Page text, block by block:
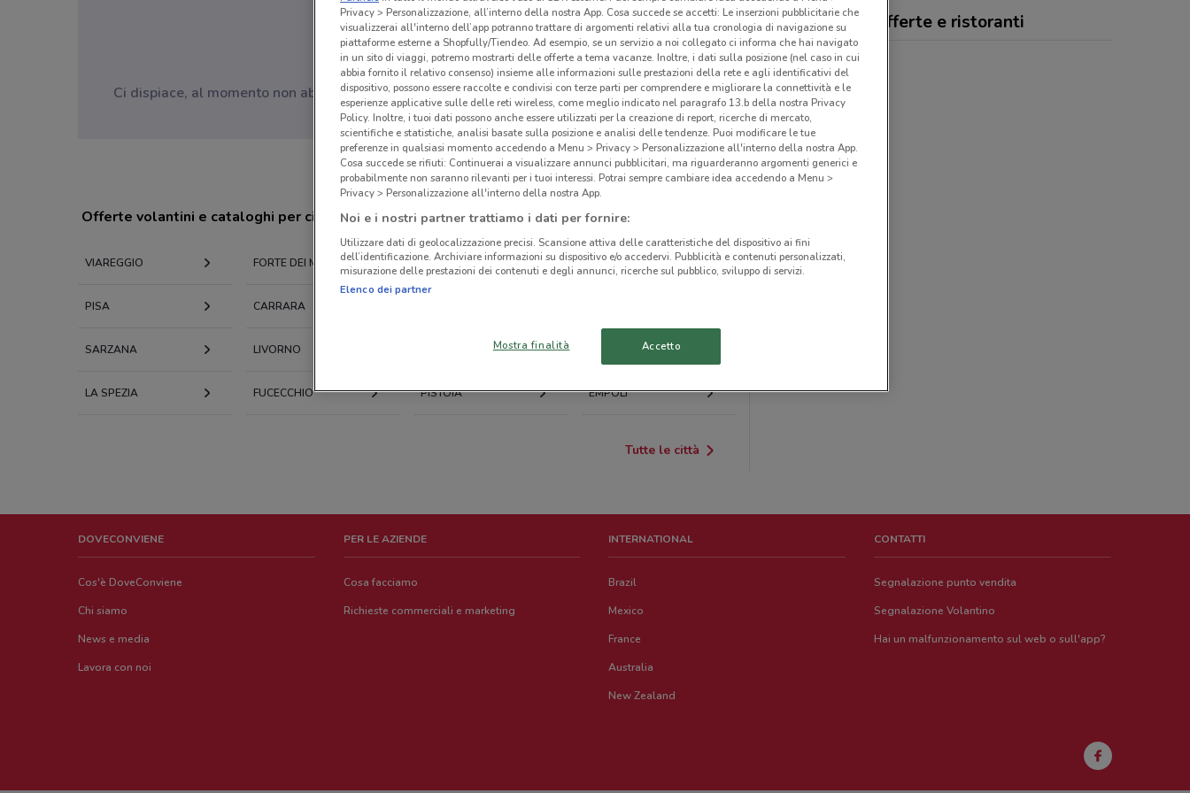
Ci dispiace, al momento non abbiamo pubblicato volantini nella tua zona. Riprova più tardi.
Offerte volantini e cataloghi per città nelle vicinanze
VIAREGGIO FORTE DEI MARMI MASSA LUCCA
PISA CARRARA
SARZANA LIVORNO MONTECATINI-TERME
LA SPEZIA FUCECCHIO PISTOIA EMPOLI
Tutte le città
Chef Express, offerte e ristoranti
DOVECONVIENE
Cos'è DoveConviene
Chi siamo
News e media
Lavora con noi
PER LE AZIENDE
Cosa facciamo
Richieste commerciali e marketing
INTERNATIONAL
Brazil
Mexico
France
Australia
New Zealand
CONTATTI
Segnalazione punto vendita
Segnalazione Volantino
Hai un malfunzionamento sul web o sull'app?
Privacy > Personalizzazione, all’interno della nostra App. Cosa succede se accetti: Le inserzioni pubblicitarie che
visualizzerai all'interno dell’app potranno trattare di argomenti relativi alla tua cronologia di navigazione su
piattaforme esterne a Shopfully/Tiendeo. Ad esempio, se un servizio a noi collegato ci informa che hai navigato
in un sito di viaggi, potremo mostrarti delle offerte a tema vacanze. Inoltre, i dati sulla posizione (nel caso in cui
abbia fornito il relativo consenso) insieme alle informazioni sulle prestazioni della rete e agli identificativi del
dispositivo, possono essere raccolte e condivisi con terze parti per comprendere e migliorare la connettività e le
esperienze applicative sulle delle reti wireless, come meglio indicato nel paragrafo 13.b della nostra Privacy
Policy. Inoltre, i tuoi dati possono anche essere utilizzati per la creazione di report, ricerche di mercato,
scientifiche e statistiche, analisi basate sulla posizione e analisi delle tendenze. Puoi modificare le tue
preferenze in qualsiasi momento accedendo a Menu > Privacy > Personalizzazione all'interno della nostra App.
Cosa succede se rifiuti: Continuerai a visualizzare annunci pubblicitari, ma riguarderanno argomenti generici e
probabilmente non saranno rilevanti per i tuoi interessi. Potrai sempre cambiare idea accedendo a Menu >
Privacy > Personalizzazione all'interno della nostra App.
Noi e i nostri partner trattiamo i dati per fornire:
Utilizzare dati di geolocalizzazione precisi. Scansione attiva delle caratteristiche del dispositivo ai fini
dell’identificazione. Archiviare informazioni su dispositivo e/o accedervi. Pubblicità e contenuti personalizzati,
misurazione delle prestazioni dei contenuti e degli annunci, ricerche sul pubblico, sviluppo di servizi.
Elenco dei partner
Mostra finalità Accetto